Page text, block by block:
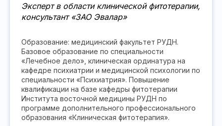
Эксперт в области клинической фитотерапии,
консультант «ЗАО Эвалар»
Образование: медицинский факультет РУДН.
Базовое образование по специальности
«Лечебное дело», клиническая ординатура на
кафедре психиатрии и медицинской психологии по
специальности «Психиатрия». Повышение
квалификации на базе кафедры фитотерапии
Института восточной медицины РУДН по
программе дополнительного профессионального
образования «Клиническая фитотерапия».